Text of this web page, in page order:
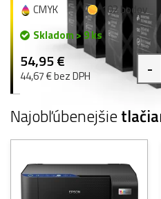
CMYK
102 bodov
Skladom > 9 ks
54,95 €
44,67 € bez DPH -
Najobľúbenejšie